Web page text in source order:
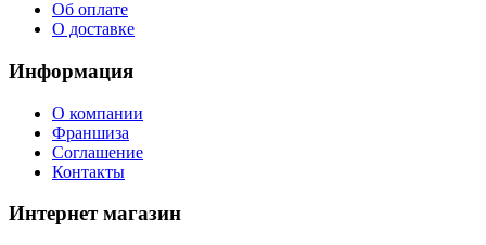
Об оплате
О доставке
Информация
О компании
Франшиза
Соглашение
Контакты
Интернет магазин